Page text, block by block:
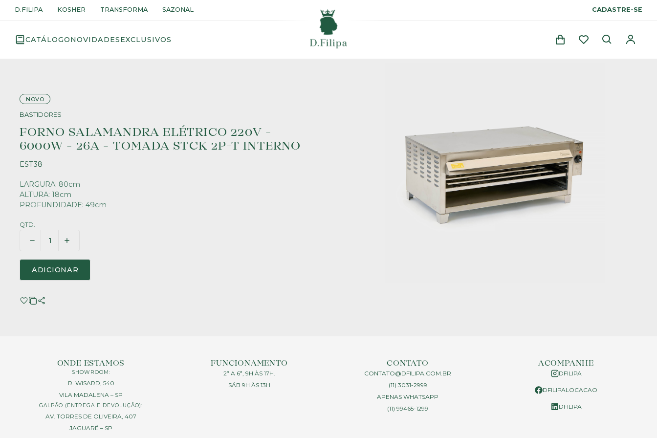
D.FILIPA KOSHER TRANSFORMA SAZONAL CADASTRE-SE
CATÁLOGONOVIDADESEXCLUSIVOS
NOVO
BASTIDORES
FORNO SALAMANDRA ELÉTRICO 220V -
6000W - 26A - TOMADA STCK 2P+T INTERNO
EST38
LARGURA: 80cm
ALTURA: 18cm
PROFUNDIDADE: 49cm
QTD.
ADICIONAR
ONDE ESTAMOS
SHOWROOM:
R. WISARD, 540
VILA MADALENA – SP
GALPÃO (ENTREGA E DEVOLUÇÃO):
AV. TORRES DE OLIVEIRA, 407
JAGUARÉ – SP
FUNCIONAMENTO
2ª A 6ª, 9H ÀS 17H.
SÁB 9H ÀS 13H
CONTATO
CONTATO@DFILIPA.COM.BR
(11) 3031-2999
APENAS WHATSAPP
(11) 99465-1299
ACOMPANHE
DFILIPA
DFILIPALOCACAO
DFILIPA